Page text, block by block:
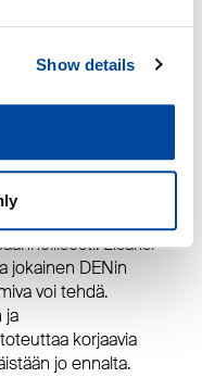
Show details
oli erinomaisella
NPS oli 70. Myös
työtä. DEN
Lisäksi
jokainen DENin
voi tehdä.
ja
korjaavia
jo ennalta.